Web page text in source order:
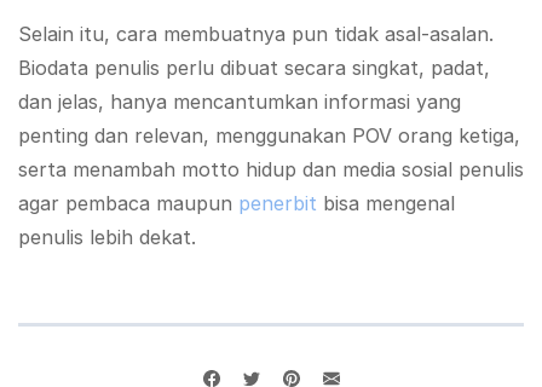
Selain itu, cara membuatnya pun tidak asal-asalan.
Biodata penulis perlu dibuat secara singkat, padat,
dan jelas, hanya mencantumkan informasi yang
penting dan relevan, menggunakan POV orang ketiga,
serta menambah motto hidup dan media sosial penulis
agar pembaca maupun penerbit bisa mengenal
penulis lebih dekat.